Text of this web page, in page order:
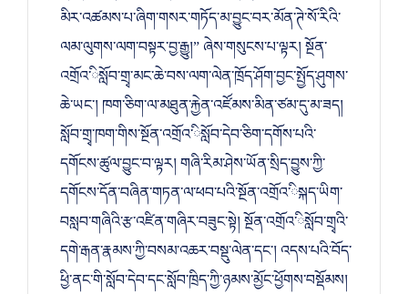
མིར་འཚམས་པ་ཞིག་གསར་གཏོད་མ་བྱུང་བར་མོན་ཊེ་སོ་རིའི་
ལམ་ལུགས་ལག་བསྟར་བྱ་རྒྱུ།” ཞེས་གསུངས་པ་ལྟར། སྔོན་
འགྲོའ་ིསློབ་གྲྭ་མང་ཆེ་བས་ལག་ལེན་ཁྲོད་ཤོག་བྱང་སྤྱོད་ཤུགས་
ཆེ་ཡང་། ཁག་ཅིག་ལ་མཐུན་རྐྱེན་འཛོམས་མིན་ཙམ་དུ་མ་ཟད།
སློབ་གྲྭ་ཁག་གིས་སྔོན་འགྲོའ་ིསློབ་དེབ་ཅིག་དགོས་པའི་
དགོངས་ཚུལ་བྱུང་བ་ལྟར། གཞི་རིམ་ཤེས་ཡོན་སྲིད་བྱུས་ཀྱི་
དགོངས་དོན་བཞིན་གཏན་ལ་ཕབ་པའི་སྔོན་འགྲོའ་ིསྐད་ཡིག་
བསླབ་གཞིའི་རྩ་འཛིན་གཞིར་བཟུང་སྟེ། སྔོན་འགྲོའ་ིསློབ་གྲྭའི་
དགེ་རྒན་རྣམས་ཀྱི་བསམ་འཆར་བསྡུ་ལེན་དང་། འདས་པའི་བོད་
ཕྱི་ནང་གི་སློབ་དེབ་དང་སློབ་ཁྲིད་ཀྱི་ཉམས་མྱོང་ཕྱོགས་བསྡོམས།